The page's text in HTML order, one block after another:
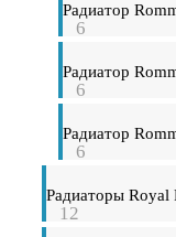
Радиатор
6
Радиатор
6
Радиатор
6
Радиаторы
12